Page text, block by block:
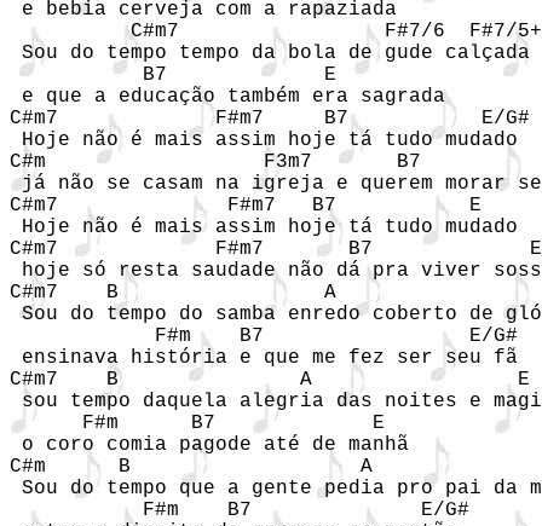
e bebia cerveja com a rapaziada
C#m7                 F#7/6  F#7/
Sou do tempo tempo da bola de gude calçada
           B7             E
e que a educação também era sagrada
C#m7             F#m7     B7           E/G#
Hoje não é mais assim hoje tá tudo mudado
C#m                  F3m7       B7
já não se casam na igreja e querem morar
C#m7              F#m7   B7           E
Hoje não é mais assim hoje tá tudo mudado
C#m7             F#m7       B7             E/
hoje só resta saudade não dá pra viver
C#m7    B                 A
Sou do tempo do samba enredo coberto de
            F#m    B7                 E/G#
ensinava história e que me fez ser seu fã
C#m7    B               A                 E
sou tempo daquela alegria das noites e
      F#m      B7             E
o coro comia pagode até de manhã
C#m      B                   A
Sou do tempo que a gente pedia pro pai da
           F#m    B7              E/G#